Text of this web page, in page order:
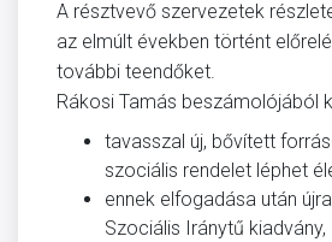
A résztvevő szervezetek
az elmúlt években történt
további teendőket.
Rákosi Tamás beszámolójából
tavasszal új, bővített
szociális rendelet léphet
ennek elfogadása után
Szociális Iránytű kiadvány,